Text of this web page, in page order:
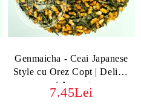
Genmaicha - Ceai Japanese
Style cu Orez Copt | Delicat
și Aromat
7.45Lei